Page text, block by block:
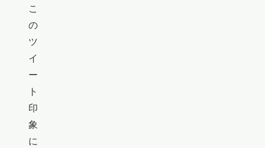
こ
の
ツ
イ
ー
ト
印
象
に